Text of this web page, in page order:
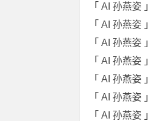
「 AI 孙燕姿
「 AI 孙燕姿
「 AI 孙燕姿
「 AI 孙燕姿
「 AI 孙燕姿
「 AI 孙燕姿
「 AI 孙燕姿